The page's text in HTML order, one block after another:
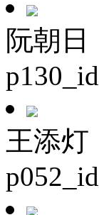
阮朝日
p130_id
王添灯
p052_id